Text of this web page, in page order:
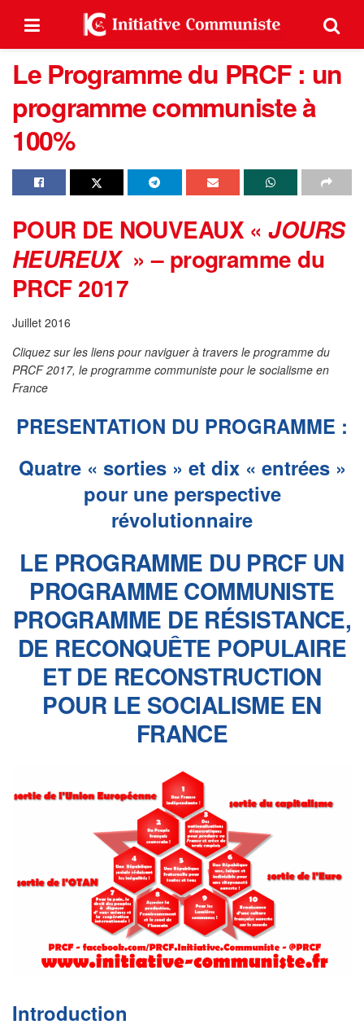
Le Programme du PRCF : un
programme communiste à
100%
POUR DE NOUVEAUX «JOURS
HEUREUX» – programme du
PRCF 2017
Juillet 2016
Cliquez sur les liens pour naviguer à travers le programme du
PRCF 2017, le programme communiste pour le socialisme en
France
PRESENTATION DU PROGRAMME :
Quatre « sorties » et dix « entrées »
pour une perspective
révolutionnaire
LE PROGRAMME DU PRCF UN
PROGRAMME COMMUNISTE
PROGRAMME DE RÉSISTANCE,
DE RECONQUÊTE POPULAIRE
ET DE RECONSTRUCTION
POUR LE SOCIALISME EN
FRANCE
Introduction